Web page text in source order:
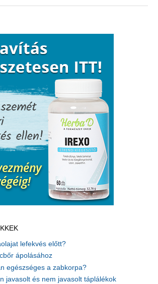
lefekvés előtt?
ápolásához
egészséges a zabkorpa?
javasolt és nem javasolt táplálékok